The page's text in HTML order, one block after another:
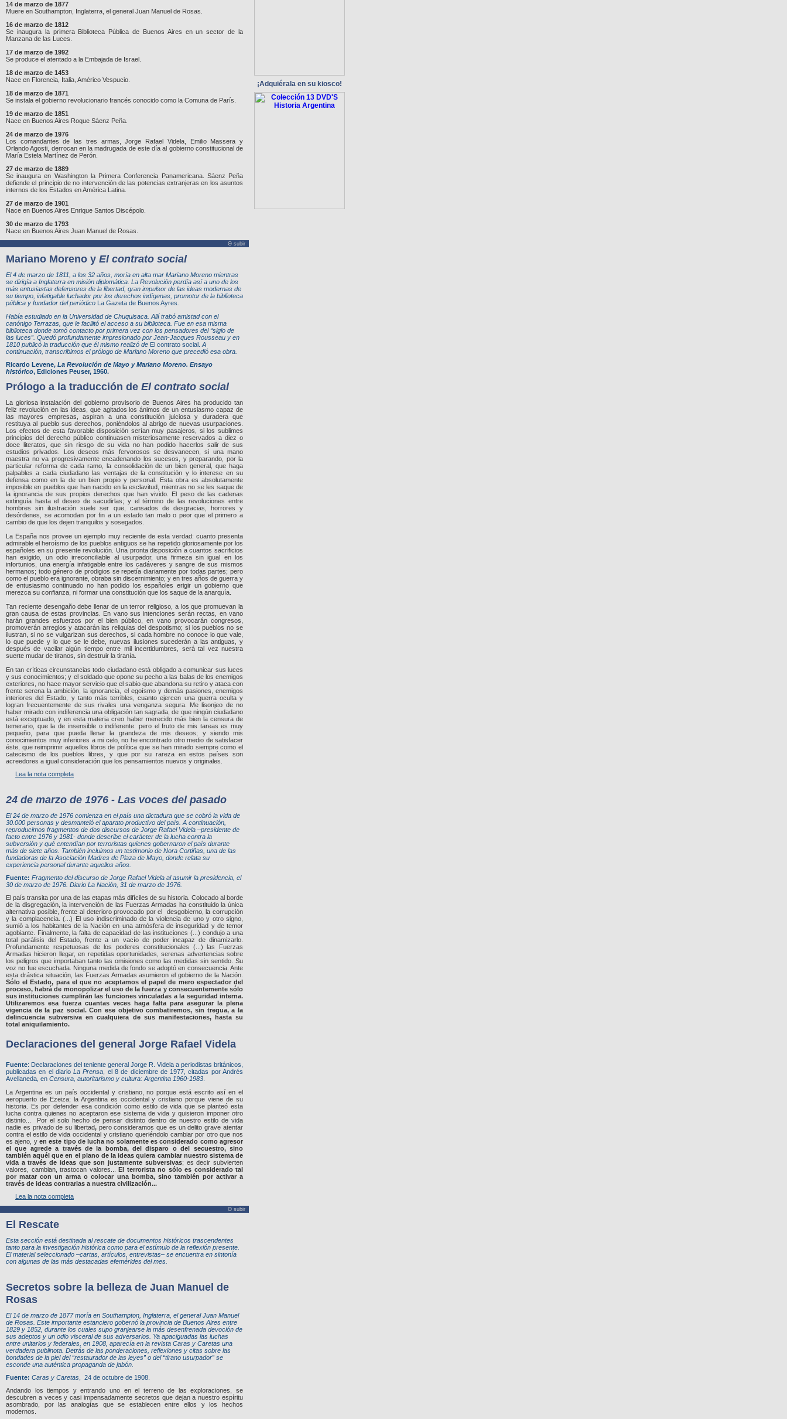
¡Adquiérala en su kiosco!
14 de marzo de 1877
Muere en Southampton, Inglaterra, el general Juan Manuel de Rosas.
16 de marzo de 1812
Se inaugura la primera Biblioteca Pública de Buenos Aires en un sector de la
Manzana de las Luces.
17 de marzo de 1992
Se produce el atentado a la Embajada de Israel.
18 de marzo de 1453
Nace en Florencia, Italia, Américo Vespucio.
18 de marzo de 1871
Se instala el gobierno revolucionario francés conocido como la Comuna de París.
19 de marzo de 1851
Nace en Buenos Aires Roque Sáenz Peña.
24 de marzo de 1976
Los comandantes de las tres armas, Jorge Rafael Videla, Emilio Massera y
Orlando Agosti, derrocan en la madrugada de este día al gobierno constitucional de
María Estela Martínez de Perón.
27 de marzo de 1889
Se inaugura en Washington la Primera Conferencia Panamericana. Sáenz Peña
defiende el principio de no intervención de las potencias extranjeras en los asuntos
internos de los Estados en América Latina.
27 de marzo de 1901
Nace en Buenos Aires Enrique Santos Discépolo.
30 de marzo de 1793
Nace en Buenos Aires Juan Manuel de Rosas.
Θ subir
Mariano Moreno y El contrato social
El 4 de marzo de 1811, a los 32 años, moría en alta mar Mariano Moreno mientras
se dirigía a Inglaterra en misión diplomática. La Revolución perdía así a uno de los
más entusiastas defensores de la libertad, gran impulsor de las ideas modernas de
su tiempo, infatigable luchador por los derechos indígenas, promotor de la biblioteca
pública y fundador del periódico La Gazeta de Buenos Ayres
Había estudiado en la Universidad de Chuquisaca. Allí trabó amistad con el
canónigo Terrazas, que le facilitó el acceso a su biblioteca. Fue en esa misma
biblioteca donde tomó contacto por primera vez con los pensadores del “siglo de
las luces”. Quedó profundamente impresionado por Jean-Jacques Rousseau y en
1810 publicó la traducción que él mismo realizó de El contrato social. A
continuación, transcribimos el prólogo de Mariano Moreno que precedió esa obra.
Ricardo Levene, La Revolución de Mayo y Mariano Moreno. Ensayo
histórico, Ediciones Peuser, 1960.
Prólogo a la traducción de El contrato social
La gloriosa instalación del gobierno provisorio de Buenos Aires ha producido tan
feliz revolución en las ideas, que agitados los ánimos de un entusiasmo capaz de
las mayores empresas, aspiran a una constitución juiciosa y duradera que
restituya al pueblo sus derechos, poniéndolos al abrigo de nuevas usurpaciones.
Los efectos de esta favorable disposición serían muy pasajeros, si los sublimes
principios del derecho público continuasen misteriosamente reservados a diez o
doce literatos, que sin riesgo de su vida no han podido hacerlos salir de sus
estudios privados. Los deseos más fervorosos se desvanecen, si una mano
maestra no va progresivamente encadenando los sucesos, y preparando, por la
particular reforma de cada ramo, la consolidación de un bien general, que haga
palpables a cada ciudadano las ventajas de la constitución y lo interese en su
defensa como en la de un bien propio y personal. Esta obra es absolutamente
imposible en pueblos que han nacido en la esclavitud, mientras no se les saque de
la ignorancia de sus propios derechos que han vivido. El peso de las cadenas
extinguía hasta el deseo de sacudirlas; y el término de las revoluciones entre
hombres sin ilustración suele ser que, cansados de desgracias, horrores y
desórdenes, se acomodan por fin a un estado tan malo o peor que el primero a
cambio de que los dejen tranquilos y sosegados.
La España nos provee un ejemplo muy reciente de esta verdad: cuanto presenta
admirable el heroísmo de los pueblos antiguos se ha repetido gloriosamente por los
españoles en su presente revolución. Una pronta disposición a cuantos sacrificios
han exigido, un odio irreconciliable al usurpador, una firmeza sin igual en los
infortunios, una energía infatigable entre los cadáveres y sangre de sus mismos
hermanos; todo género de prodigios se repetía diariamente por todas partes; pero
como el pueblo era ignorante, obraba sin discernimiento; y en tres años de guerra y
de entusiasmo continuado no han podido los españoles erigir un gobierno que
merezca su confianza, ni formar una constitución que los saque de la anarquía.
Tan reciente desengaño debe llenar de un terror religioso, a los que promuevan la
gran causa de estas provincias. En vano sus intenciones serán rectas, en vano
harán grandes esfuerzos por el bien público, en vano provocarán congresos,
promoverán arreglos y atacarán las reliquias del despotismo; si los pueblos no se
ilustran, si no se vulgarizan sus derechos, si cada hombre no conoce lo que vale,
lo que puede y lo que se le debe, nuevas ilusiones sucederán a las antiguas, y
después de vacilar algún tiempo entre mil incertidumbres, será tal vez nuestra
suerte mudar de tiranos, sin destruir la tiranía.
En tan críticas circunstancias todo ciudadano está obligado a comunicar sus luces
y sus conocimientos; y el soldado que opone su pecho a las balas de los enemigos
exteriores, no hace mayor servicio que el sabio que abandona su retiro y ataca con
frente serena la ambición, la ignorancia, el egoísmo y demás pasiones, enemigos
interiores del Estado, y tanto más terribles, cuanto ejercen una guerra oculta y
logran frecuentemente de sus rivales una venganza segura. Me lisonjeo de no
haber mirado con indiferencia una obligación tan sagrada, de que ningún ciudadano
está exceptuado, y en esta materia creo haber merecido más bien la censura de
temerario, que la de insensible o indiferente: pero el fruto de mis tareas es muy
pequeño, para que pueda llenar la grandeza de mis deseos; y siendo mis
conocimientos muy inferiores a mi celo, no he encontrado otro medio de satisfacer
éste, que reimprimir aquellos libros de política que se han mirado siempre como el
catecismo de los pueblos libres, y que por su rareza en estos países son
acreedores a igual consideración que los pensamientos nuevos y originales.
Lea la nota completa
24 de marzo de 1976 - Las voces del pasado
El 24 de marzo de 1976 comienza en el país una dictadura que se cobró la vida de
30.000 personas y desmanteló el aparato productivo del país. A continuación,
reproducimos fragmentos de dos discursos de Jorge Rafael Videla –presidente de
facto entre 1976 y 1981- donde describe el carácter de la lucha contra la
subversión y qué entendían por terroristas quienes gobernaron el país durante
más de siete años. También incluimos un testimonio de Nora Cortiñas, una de las
fundadoras de la Asociación Madres de Plaza de Mayo, donde relata su
experiencia personal durante aquellos años.
Fuente: Fragmento del discurso de Jorge Rafael Videla al asumir la presidencia, el
30 de marzo de 1976. Diario La Nación , 31 de marzo de 1976.
El país transita por una de las etapas más difíciles de su historia. Colocado al borde
de la disgregación, la intervención de las Fuerzas Armadas ha constituido la única
alternativa posible, frente al deterioro provocado por el desgobierno, la corrupción
y la complacencia. (...) El uso indiscriminado de la violencia de uno y otro signo,
sumió a los habitantes de la Nación en una atmósfera de inseguridad y de temor
agobiante. Finalmente, la falta de capacidad de las instituciones (...) condujo a una
total parálisis del Estado, frente a un vacío de poder incapaz de dinamizarlo.
Profundamente respetuosas de los poderes constitucionales (...) las Fuerzas
Armadas hicieron llegar, en repetidas oportunidades, serenas advertencias sobre
los peligros que importaban tanto las omisiones como las medidas sin sentido. Su
voz no fue escuchada. Ninguna medida de fondo se adoptó en consecuencia. Ante
esta drástica situación, las Fuerzas Armadas asumieron el gobierno de la Nación.
Sólo el Estado, para el que no aceptamos el papel de mero espectador del
proceso, habrá de monopolizar el uso de la fuerza y consecuentemente sólo
sus instituciones cumplirán las funciones vinculadas a la seguridad interna.
Utilizaremos esa fuerza cuantas veces haga falta para asegurar la plena
vigencia de la paz social. Con ese objetivo combatiremos, sin tregua, a la
delincuencia subversiva en cualquiera de sus manifestaciones, hasta su
total aniquilamiento.
Declaraciones del general Jorge Rafael Videla
Fuente: Declaraciones del teniente general Jorge R. Videla a periodistas británicos,
publicadas en el diarioLa Prensa , el 8 de diciembre de 1977, citadas por Andrés
Avellaneda, en Censura, autoritarismo y cultura: Argentina 1960-1983
La Argentina es un país occidental y cristiano, no porque está escrito así en el
aeropuerto de Ezeiza; la Argentina es occidental y cristiano porque viene de su
historia. Es por defender esa condición como estilo de vida que se planteó esta
lucha contra quienes no aceptaron ese sistema de vida y quisieron imponer otro
distinto... Por el solo hecho de pensar distinto dentro de nuestro estilo de vida
nadie es privado de su libertad,pero consideramos que es un delito grave atentar
contra el estilo de vida occidental y cristiano queriéndolo cambiar por otro que nos
es ajeno, y en este tipo de lucha no solamente es considerado como agresor
el que agrede a través de la bomba, del disparo o del secuestro, sino
también aquél que en el plano de la ideas quiera cambiar nuestro sistema de
vida a través de ideas que son justamente subversivas; es decir subvierten
valores, cambian, trastocan valores... El terrorista no sólo es considerado tal
por matar con un arma o colocar una bomba, sino también por activar a
través de ideas contrarias a nuestra civilización...
Lea la nota completa
Θ subir
El Rescate
Esta sección está destinada al rescate de documentos históricos trascendentes
tanto para la investigación histórica como para el estímulo de la reflexión presente.
El material seleccionado –cartas, artículos, entrevistas– se encuentra en sintonía
con algunas de las más destacadas efemérides del mes.
Secretos sobre la belleza de Juan Manuel de
Rosas
El 14 de marzo de 1877 moría en Southampton, Inglaterra, el general Juan Manuel
de Rosas. Este importante estanciero gobernó la provincia de Buenos Aires entre
1829 y 1852, durante los cuales supo granjearse la más desenfrenada devoción de
sus adeptos y un odio visceral de sus adversarios. Ya apaciguadas las luchas
entre unitarios y federales, en 1908, aparecía en la revista Caras y Caretas una
verdadera publinota. Detrás de las ponderaciones, reflexiones y citas sobre las
bondades de la piel del “restaurador de las leyes” o del “tirano usurpador” se
esconde una auténtica propaganda de jabón.
Fuente: Caras y Caretas , 24 de octubre de 1908.
Andando los tiempos y entrando uno en el terreno de las exploraciones, se
descubren a veces y casi impensadamente secretos que dejan a nuestro espíritu
asombrado, por las analogías que se establecen entre ellos y los hechos
modernos.